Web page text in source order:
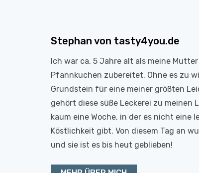
Stephan von tasty4you.de
Ich war ca. 5 Jahre alt als meine
Pfannkuchen zubereitet. Ohne es zu
Grundstein für eine meiner größten
gehört diese süße Leckerei zu meinen
kaum eine Woche, in der es nicht eine
Köstlichkeit gibt. Von diesem Tag an
und sie ist es bis heut geblieben!